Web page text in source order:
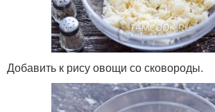
Добавить к рису овощи со сковороды.